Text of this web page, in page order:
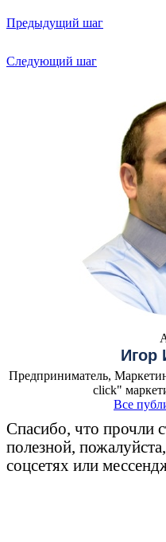
Предыдущий шаг
Следующий шаг
Игор
Предприниматель,
click"
Все
Спасибо, что прочли
полезной,
соцсетях или